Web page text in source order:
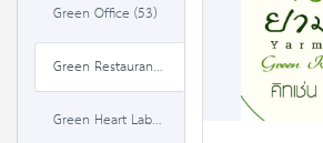
Green Office (53)
Green Restaurant (35)
Green Heart Label (36)